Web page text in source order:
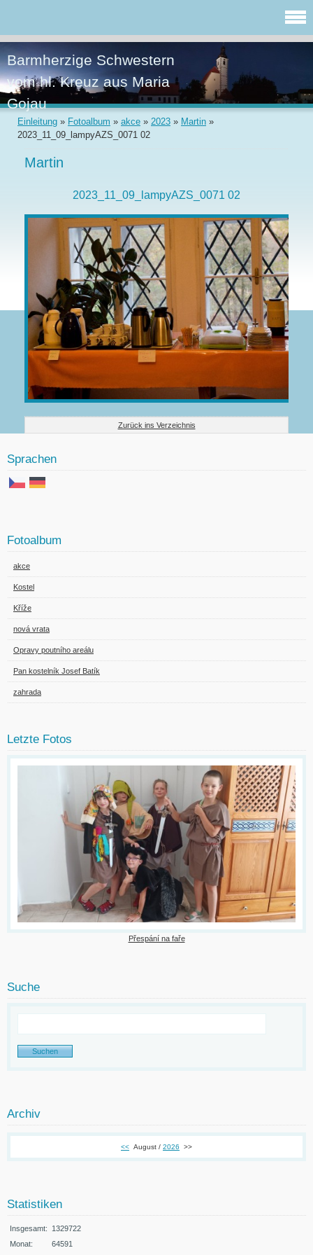
Barmherzige Schwestern
vom hl. Kreuz aus Maria
Gojau
Einleitung » Fotoalbum » akce » 2023 » Martin »
2023_11_09_lampyAZS_0071 02
Martin
2023_11_09_lampyAZS_0071 02
Zurück ins Verzeichnis
Sprachen
Fotoalbum
akce
Kostel
Kříže
nová vrata
Opravy poutního areálu
Pan kostelník Josef Batík
zahrada
Letzte Fotos
Přespání na faře
Suche
Archiv
<< August / 2026 >>
Statistiken
Insgesamt:
1329722
Monat:
64591